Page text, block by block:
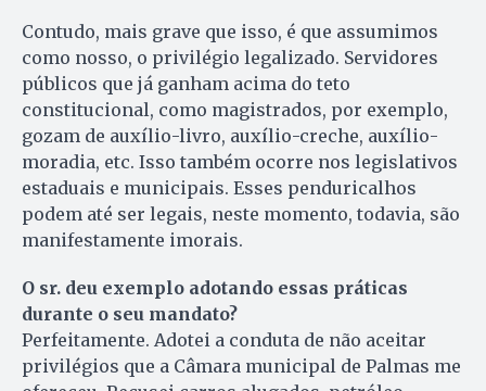
Contudo, mais grave que isso, é que assumimos
como nosso, o privilégio legalizado. Servidores
públicos que já ganham acima do teto
constitucional, como magistrados, por exemplo,
gozam de auxílio-livro, auxílio-creche, auxílio-
moradia, etc. Isso também ocorre nos legislativos
estaduais e municipais. Esses penduricalhos
podem até ser legais, neste momento, todavia, são
manifestamente imorais.
O sr. deu exemplo adotando essas práticas
durante o seu mandato?
Perfeitamente. Adotei a conduta de não aceitar
privilégios que a Câmara municipal de Palmas me